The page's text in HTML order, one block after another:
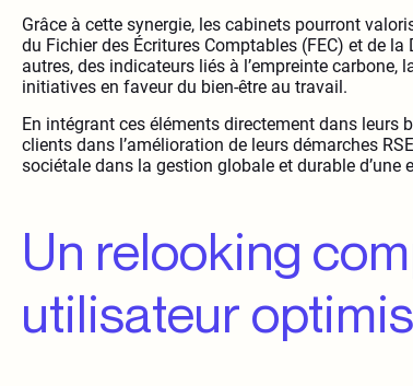
Grâce à cette synergie, les cabinets pourront
du Fichier des Écritures Comptables (FEC) et de
autres, des indicateurs liés à l’empreinte
initiatives en faveur du bien-être au travail.
En intégrant ces éléments directement dans
clients dans l’amélioration de leurs démarches
sociétale dans la gestion globale et durable d’une
Un relooking
utilisateur